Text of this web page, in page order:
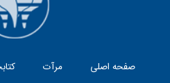
صفحه اصلی مرآت